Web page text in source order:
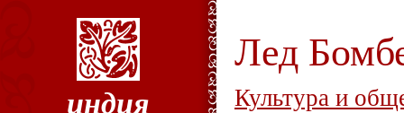
индия
Лед
Культура и